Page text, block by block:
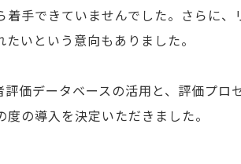
手できていませんでした。さらに、
いという意向もありました。
価データベースの活用と、評価プロ
の導入を決定いただきました。